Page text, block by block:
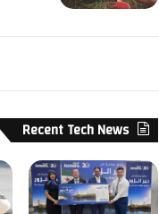
Recent Tech News